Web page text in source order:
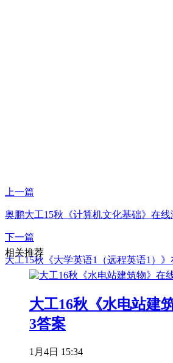
上一篇
奥鹏大工15秋《计算机文化基础》在线
下一篇
大工15秋《大学英语1（远程英语1）
相关推荐
大工16秋《水电站建
3答案
1月4日 15:34